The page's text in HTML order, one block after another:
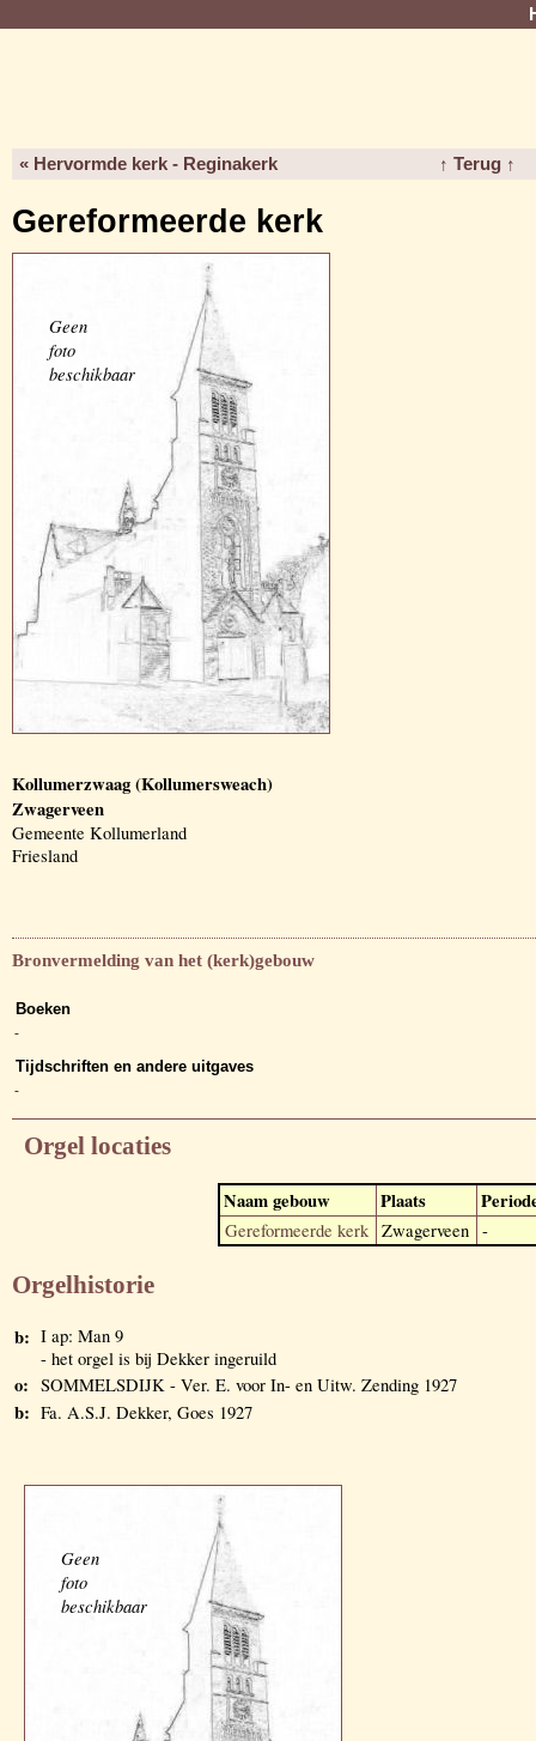
« Hervormde kerk - Reginakerk ↑ Terug ↑
Gereformeerde kerk
Geen
foto
beschikbaar
Kollumerzwaag (Kollumersweach)
Zwagerveen
Gemeente Kollumerland
Friesland
Bronvermelding van het (kerk)gebouw
Boeken
-
Tijdschriften en andere uitgaves
-
Orgel locaties
Naam gebouw Plaats
Gereformeerde kerk Zwagerveen -
Orgelhistorie
b: I ap: Man 9
- het orgel is bij Dekker ingeruild
o: SOMMELSDIJK - Ver. E. voor In- en Uitw. Zending 1927
b: Fa. A.S.J. Dekker, Goes 1927
Geen
foto
beschikbaar